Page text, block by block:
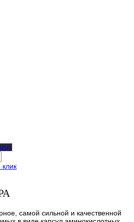
клик
самой сильной и качественной